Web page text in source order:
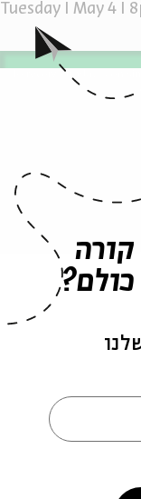
Tuesday I May 4 I
כולם?